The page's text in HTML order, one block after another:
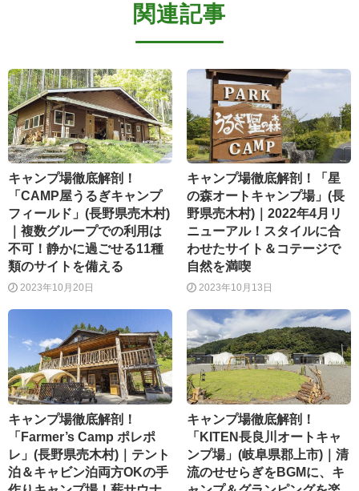
関連記事
キャンプ場徹底解剖！
「CAMP屋うるぎキャンプ
フィールド」(長野県売木村)
｜複数グループでの利用は
不可！静かに過ごせる11種
類のサイトを備える
2023年10月20日
キャンプ場徹底解剖！「星
の森オートキャンプ場」(長
野県売木村)｜2022年4月リ
ニューアル！スタイルに合
わせたサイト＆コテージで
自然を満喫
2023年10月13日
キャンプ場徹底解剖！
「Farmer’s Camp ポレポ
レ」(長野県売木村)｜テント
泊＆キャビン泊両方OKの手
キャンプ場徹底解剖！
「KITEN長良川オートキャ
ンプ場」(岐阜県郡上市)｜清
流のせせらぎをBGMに、キ